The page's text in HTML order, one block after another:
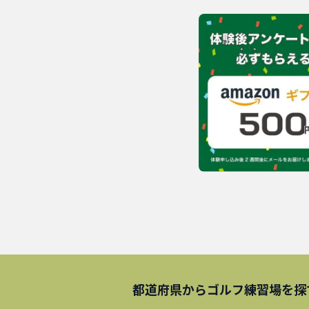
都道府県からゴルフ練習場を